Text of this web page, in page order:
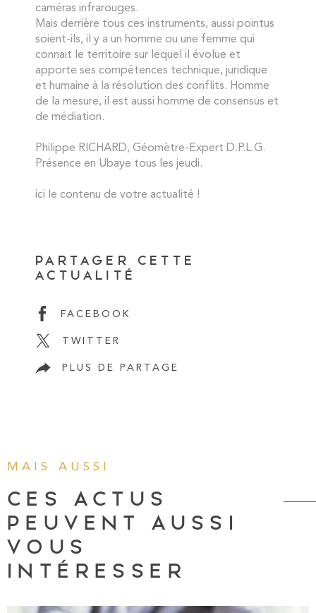
caméras infrarouges.
Mais derrière tous ces instruments, aussi pointus
soient-ils, il y a un homme ou une femme qui
connait le territoire sur lequel il évolue et
apporte ses compétences technique, juridique
et humaine à la résolution des conflits. Homme
de la mesure, il est aussi homme de consensus et
de médiation.
Philippe RICHARD, Géomètre-Expert D.P.L.G.
Présence en Ubaye tous les jeudi.
ici le contenu de votre actualité !
PARTAGER CETTE
ACTUALITÉ
FACEBOOK
TWITTER
PLUS DE PARTAGE
MAIS AUSSI
CES ACTUS
PEUVENT AUSSI
VOUS
INTÉRESSER